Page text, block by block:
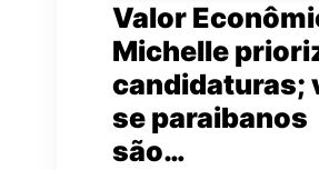
Valor
Michelle
candidaturas;
se paraibanos
são…